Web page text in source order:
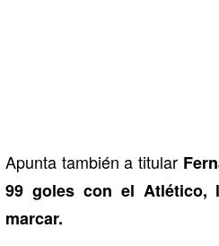
Apunta también a titular
99 goles con el Atlético,
marcar.